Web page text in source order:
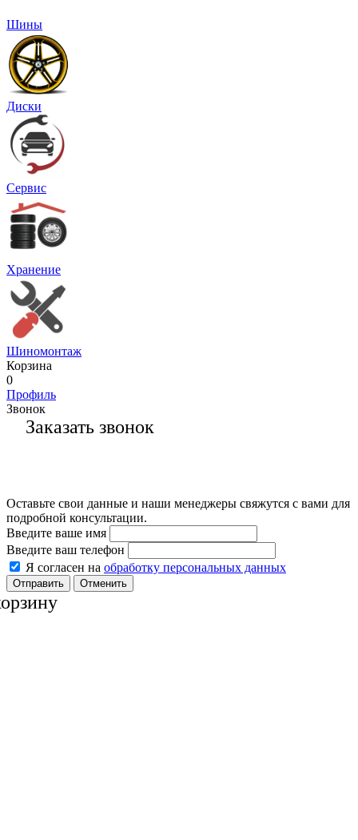
Шины
Диски
Сервис
Хранение
Шиномонтаж
Корзина
0
Профиль
Звонок
Заказать звонок
Оставьте свои данные и наши менеджеры свяжутся с вами для
подробной консультации.
Введите ваше имя
Введите ваш телефон
Я согласен на обработку персональных данных
Отменить